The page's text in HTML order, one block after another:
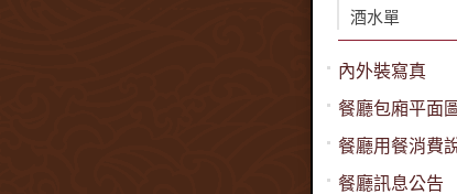
酒水單
內外裝寫真
餐廳包廂平面圖
餐廳用餐消費
餐廳訊息公告